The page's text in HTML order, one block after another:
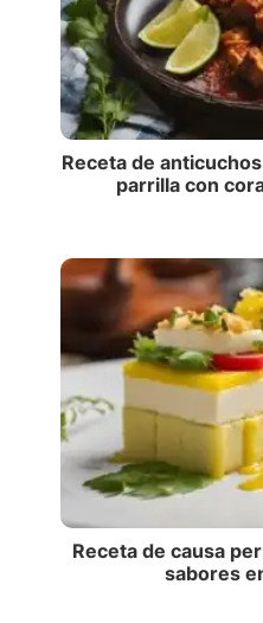
Receta de
parrilla con
Receta de causa
sabores